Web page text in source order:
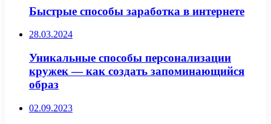
Быстрые способы заработка в интернете
28.03.2024
Уникальные способы персонализации
кружек — как создать запоминающийся
образ
02.09.2023